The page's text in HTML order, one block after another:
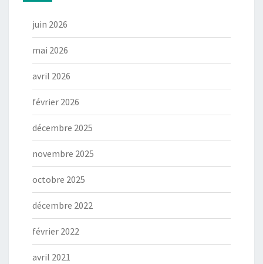
juin 2026
mai 2026
avril 2026
février 2026
décembre 2025
novembre 2025
octobre 2025
décembre 2022
février 2022
avril 2021